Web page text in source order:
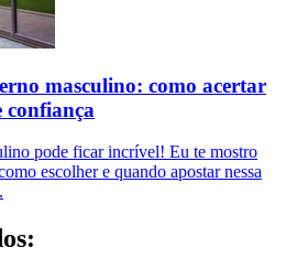
masculino: como acertar
confiança
pode ficar incrível! Eu te mostro
escolher e quando apostar nessa